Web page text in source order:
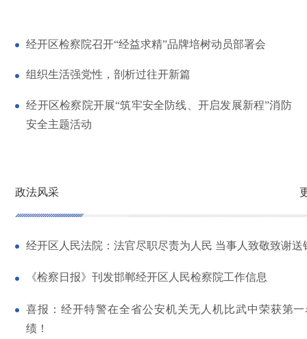
经开区检察院召开“经益求精”品牌培树动员部署会
组织生活强党性，剖析过往开新篇
经开区检察院开展“筑牢安全防线、开启发展新程”消防
安全主题活动
政法风采
经开区人民法院：法官尽职尽责为人民 当事人致敬致谢送
《检察日报》刊发邯郸经开区人民检察院工作信息
喜报：经开特警在全省公安机关无人机比武中荣获第一
绩！